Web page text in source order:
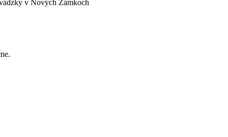
v Nových Zámkoch